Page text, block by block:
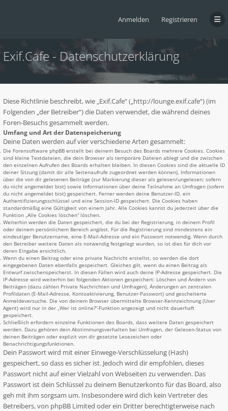
Anmelden Registrieren
Exif.Cafe - Datenschutzerklärung
Diese Richtlinie beschreibt, wie „Exif.Cafe“ („http://lounge.exif.cafe“) (im
Folgenden „der Betreiber“) die Daten verwendet, die während deines
Foren-Besuchs gesammelt werden.
Umfang und Art der Datenspeicherung
Deine Daten werden auf vier verschiedene Arten gesammelt:
Die Forensoftware phpBB erstellt bei deinem Besuch des Boards mehrere Cookies. Cookies
sind kleine Textdateien, die dein Browser als temporäre Dateien ablegt und die zwischen
den einzelnen Aufrufen des Boards erhalten bleiben. In diesen Cookies sind die aktuelle ID
deiner Sitzung (damit dir alle Seitenaufrufe zugeordnet werden können), Informationen
über die von dir gelesenen Beiträge (zur Markierung dieser als gelesen/ungelesen; sofern
du nicht angemeldet bist) sowie Informationen über deine Teilnahme an Umfragen (sofern
du nicht angemeldet bist) gespeichert. Ferner werden deine Benutzer-ID, ein
Authentifizierungsschlüssel und eine Session-ID gespeichert. Die Cookies haben
standardmäßig eine Gültigkeit von einem Jahr. Alle Cookies kannst du jederzeit über die
Funktion „Alle Cookies löschen“ löschen.
Weiterhin werden die Daten gespeichert, die du bei der Registrierung, in deinem Profil
oder deinem persönlichem Bereich angibst. Für die Registrierung sind mindestens ein
eindeutiger Benutzername, eine E-Mail-Adresse und ein Passwort notwendig. Wenn durch
den Betreiber weitere Daten als notwendig festgelegt wurden, so ist dies für dich vor
deren Eingabe ersichtlich.
Wenn du einen Beitrag oder eine private Nachricht erstellst, so werden die dort
eingegebenen Daten ebenfalls gespeichert. Gleiches gilt, wenn du einen Beitrag als
Entwurf zwischenspeicherst. In diesen Fällen wird auch deine IP-Adresse gespeichert. Die
IP-Adresse wird weiterhin bei folgenden Aktionen gespeichert: Löschen und Ändern von
Beiträgen (dazu zählen Private Nachrichten und Umfragen), Änderungen an zentralen
Profildaten (E-Mail-Adresse, Kontoaktivierung, Benutzer-Passwort) und gescheiterte
Anmeldeversuche. Die von deinem Browser übermittelte Browser-Kennzeichnung (User
Agent) wird nur in der „Wer ist online?“-Funktion angezeigt und nicht dauerhaft
gespeichert.
Schließlich erfordern einzelne Funktionen des Boards, dass weitere Daten gespeichert
werden. Dazu gehören dein Abstimmungsverhalten bei Umfragen, der Gelesen-Status von
deinen Beiträgen oder explizit von dir gesetzte Lesezeichen oder
Benachrichtigungsfunktionen.
Dein Passwort wird mit einer Einwege-Verschlüsselung (Hash)
gespeichert, so dass es sicher ist. Jedoch wird dir empfohlen, dieses
Passwort nicht auf einer Vielzahl von Webseiten zu verwenden. Das
Passwort ist dein Schlüssel zu deinem Benutzerkonto für das Board, also
geh mit ihm sorgsam um. Insbesondere wird dich kein Vertreter des
Betreibers, von phpBB Limited oder ein Dritter berechtigterweise nach